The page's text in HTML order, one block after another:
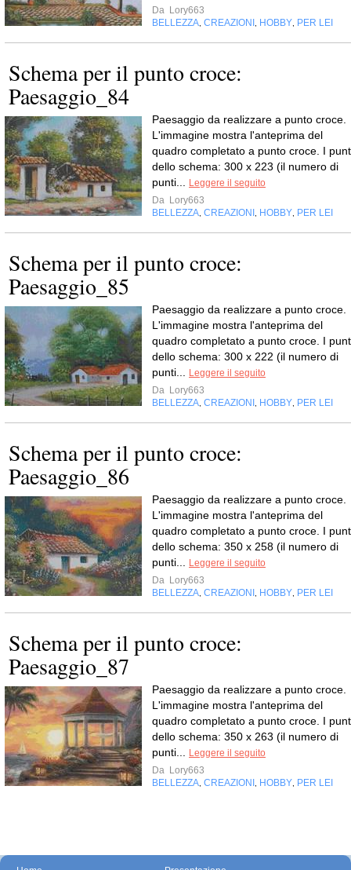
Da Lory663
BELLEZZA CREAZIONI HOBBY PER LEI
Schema per il punto croce:
Paesaggio_84
Paesaggio da realizzare a punto croce.
L'immagine mostra l'anteprima del
quadro completato a punto croce. I
dello schema: 300 x 223 (il numero di
punti...
Leggere il seguito
Da Lory663
BELLEZZA CREAZIONI HOBBY PER LEI
Schema per il punto croce:
Paesaggio_85
Paesaggio da realizzare a punto croce.
L'immagine mostra l'anteprima del
quadro completato a punto croce. I
dello schema: 300 x 222 (il numero di
punti...
Leggere il seguito
Da Lory663
BELLEZZA CREAZIONI HOBBY PER LEI
Schema per il punto croce:
Paesaggio_86
Paesaggio da realizzare a punto croce.
L'immagine mostra l'anteprima del
quadro completato a punto croce. I
dello schema: 350 x 258 (il numero di
punti...
Leggere il seguito
Da Lory663
BELLEZZA CREAZIONI HOBBY PER LEI
Schema per il punto croce:
Paesaggio_87
Paesaggio da realizzare a punto croce.
L'immagine mostra l'anteprima del
quadro completato a punto croce. I
dello schema: 350 x 263 (il numero di
punti...
Leggere il seguito
Da Lory663
BELLEZZA CREAZIONI HOBBY PER LEI